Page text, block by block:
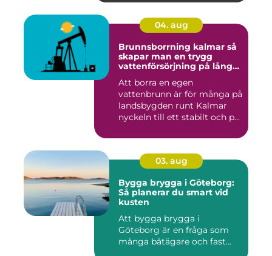
04. aug
Brunnsborrning kalmar så
skapar man en trygg
vattenförsörjning på lång
Att borra en egen
vattenbrunn är för många på
landsbygden runt Kalmar
nyckeln till ett stabilt och p...
03. aug
Bygga brygga i Göteborg:
Så planerar du smart vid
kusten
Att bygga brygga i
Göteborg är en fråga som
många båtägare och fast...